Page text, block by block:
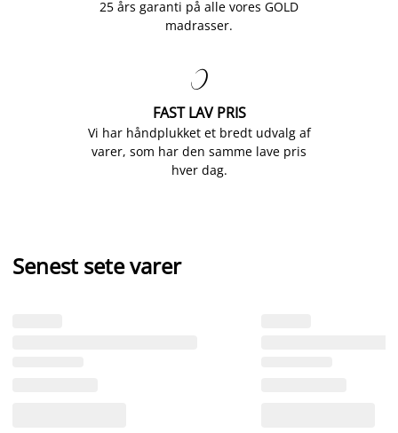
25 års garanti på alle vores GOLD
madrasser.

FAST LAV PRIS
Vi har håndplukket et bredt udvalg af
varer, som har den samme lave pris
hver dag.
Senest sete varer